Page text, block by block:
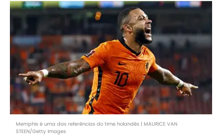
Memphis é uma das referências do time holandês | MAURICE VAN
STEEN/Getty Images